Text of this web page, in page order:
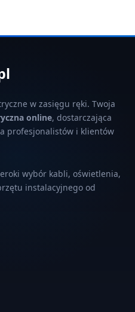
w zasięgu ręki. Twoja
online, dostarczająca
profesjonalistów i klientów
wybór kabli, oświetlenia,
instalacyjnego od